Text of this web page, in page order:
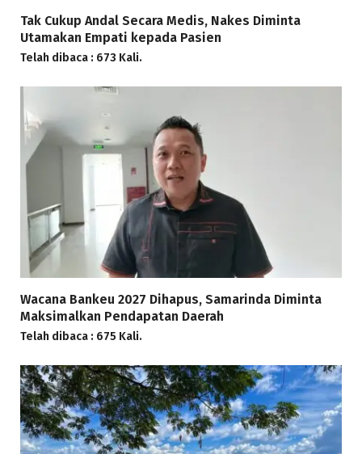
Tak Cukup Andal Secara Medis, Nakes Diminta
Utamakan Empati kepada Pasien
Telah dibaca : 673 Kali.
Wacana Bankeu 2027 Dihapus, Samarinda Diminta
Maksimalkan Pendapatan Daerah
Telah dibaca : 675 Kali.